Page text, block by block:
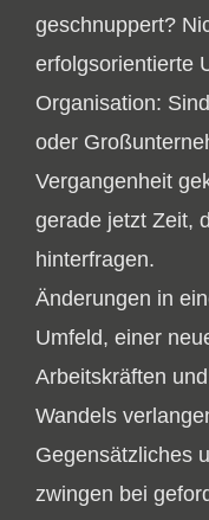
geschnuppert?
erfolgsorientierte
Organisation:
oder
Vergangenheit
gerade jetzt Zeit,
hinterfragen.
Änderungen in
Umfeld, einer
Arbeitskräften
Wandels
Gegensätzliches
zwingen bei